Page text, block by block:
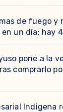
de fuego y
en un día; hay
pone a la
comprarlo
Indigena